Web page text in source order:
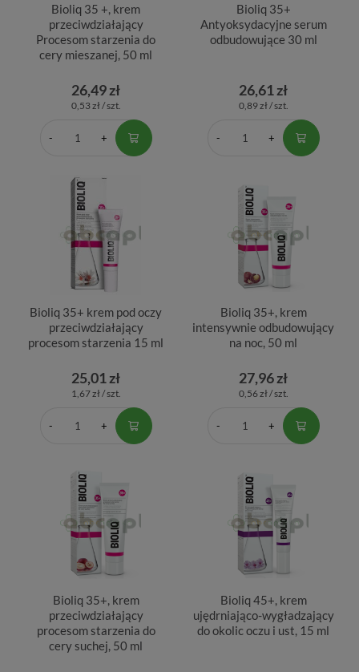
Bioliq 35 +, krem
przeciwdziałający
Procesom starzenia do
cery mieszanej, 50 ml
26,49 zł
0,53 zł / szt.
Bioliq 35+
Antyoksydacyjne serum
odbudowujące 30 ml
26,61 zł
0,89 zł / szt.
Bioliq 35+ krem pod oczy
przeciwdziałający
procesom starzenia 15 ml
25,01 zł
1,67 zł / szt.
Bioliq 35+, krem
intensywnie odbudowujący
na noc, 50 ml
27,96 zł
0,56 zł / szt.
Bioliq 35+, krem
przeciwdziałający
procesom starzenia do
cery suchej, 50 ml
Bioliq 45+, krem
ujędrniająco-wygładzający
do okolic oczu i ust, 15 ml